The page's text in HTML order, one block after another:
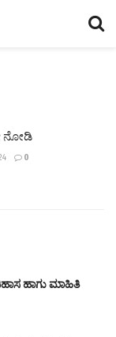
ನೋಡಿ
0
ಹಾಗು ಮಾಹಿತಿ